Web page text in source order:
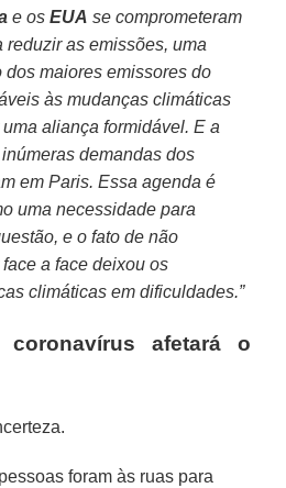
e osEUA se comprometeram
reduzir as emissões, uma
maiores emissores do
às mudanças climáticas
aliança formidável. E a
demandas dos
em Paris. Essa agenda é
uma necessidade para
e o fato de não
a face deixou os
climáticas em dificuldades.”
afetará o
foram às ruas para